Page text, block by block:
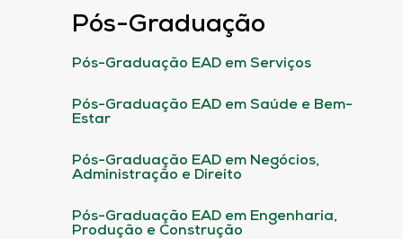
Pós-Graduação
Pós-Graduação EAD em Serviços
Pós-Graduação EAD em Saúde e Bem-
Estar
Pós-Graduação EAD em Negócios,
Administração e Direito
Pós-Graduação EAD em Engenharia,
Produção e Construção